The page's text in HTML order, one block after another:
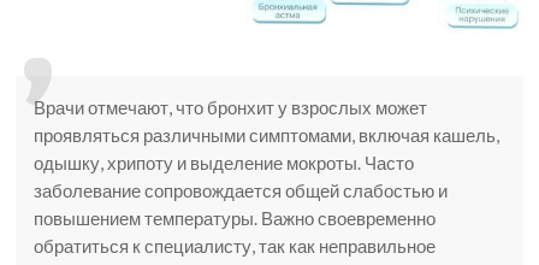
Врачи отмечают, что бронхит у взрослых может
проявляться различными симптомами, включая кашель,
одышку, хрипоту и выделение мокроты. Часто
заболевание сопровождается общей слабостью и
повышением температуры. Важно своевременно
обратиться к специалисту, так как неправильное